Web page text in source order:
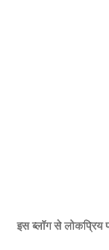
इस ब्लॉग से लोकप्रिय